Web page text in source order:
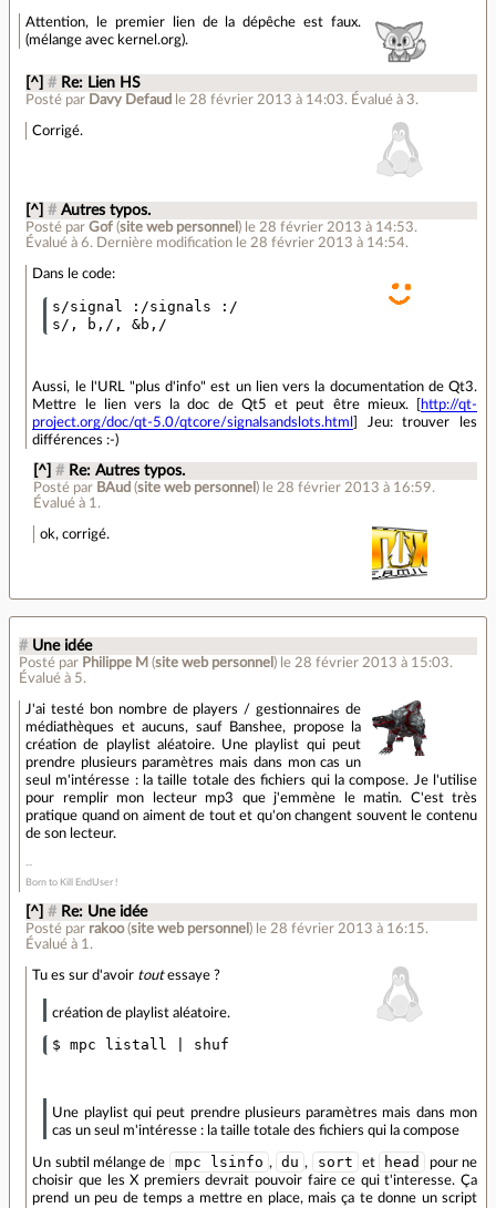
Attention, le premier lien de la dépêche est faux.
(mélange avec kernel.org).
[^] # Re: Lien HS
Posté par Davy Defaud le 28 février 2013 à 14:03. Évalué à 3.
Corrigé.
[^] # Autres typos.
Posté parGof (site web personnel ) le 28 février 2013 à 14:53.
Évalué à6. Dernière modification le 28 février 2013 à 14:54.
Dans le code:
s/signal :/signals :/
Aussi, le l'URL "plus d'info" est un lien vers la documentation de Qt3.
Mettre le lien vers la doc de Qt5 et peut être mieux. [
http://qt-
project.org/doc/qt-5.0/qtcore/signalsandslots.html
] Jeu: trouver les
différences :-)
[^] # Re: Autres typos.
Posté par BAud (site web personnel ) le 28 février 2013 à 16:59.
Évalué à 1.
ok, corrigé.
# Une idée
Posté par Philippe M (site web personnel ) le 28 février 2013 à 15:03.
Évalué à 5.
J'ai testé bon nombre de players / gestionnaires de
médiathèques et aucuns, sauf Banshee, propose la
création de playlist aléatoire. Une playlist qui peut
prendre plusieurs paramètres mais dans mon cas un
seul m'intéresse : la taille totale des fichiers qui la compose. Je l'utilise
pour remplir mon lecteur mp3 que j'emmène le matin. C'est très
pratique quand on aiment de tout et qu'on changent souvent le contenu
de son lecteur.
Born to Kill EndUser !
[^] # Re: Une idée
Posté par rakoo(site web personnel ) le 28 février 2013 à 16:15.
Évalué à 1 .
Tu es sur d'avoir toutessaye ?
création de playlist aléatoire.
Une playlist qui peut prendre plusieurs paramètres mais dans mon
cas un seul m'intéresse : la taille totale des fichiers qui la compose
Un subtil mélange de mpc lsinfo , du , sort et head
pour ne
choisir que les X premiers devrait pouvoir faire ce qui t'interesse. Ça
prend un peu de temps a mettre en place, mais ça te donne un script